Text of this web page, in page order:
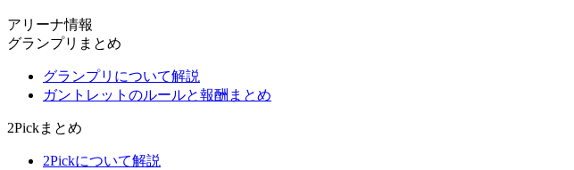
アリーナ情報
グランプリまとめ
グランプリについて解説
ガントレットのルールと報酬まとめ
2Pickまとめ
2Pickについて解説